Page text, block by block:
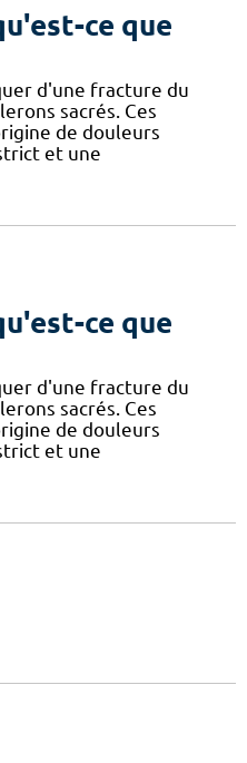
ce que
d'une fracture du
sacrés. Ces
de douleurs
et une
ce que
d'une fracture du
sacrés. Ces
de douleurs
et une